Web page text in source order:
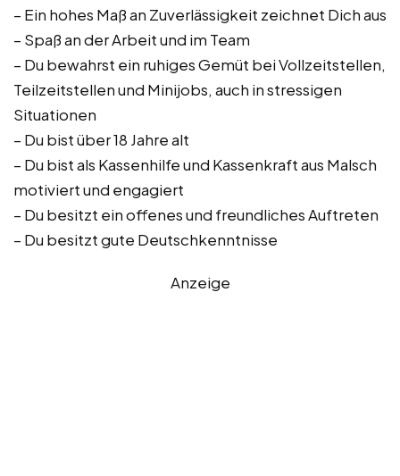
– Ein hohes Maß an Zuverlässigkeit zeichnet Dich aus
– Spaß an der Arbeit und im Team
– Du bewahrst ein ruhiges Gemüt bei Vollzeitstellen,
Teilzeitstellen und Minijobs, auch in stressigen
Situationen
– Du bist über 18 Jahre alt
– Du bist als Kassenhilfe und Kassenkraft aus Malsch
motiviert und engagiert
– Du besitzt ein offenes und freundliches Auftreten
– Du besitzt gute Deutschkenntnisse
Anzeige